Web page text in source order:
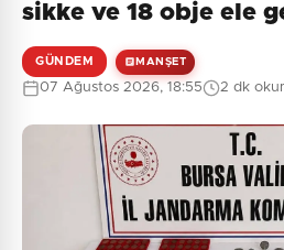
sikke ve 18 obje ele
GÜNDEM MANŞET
07 Ağustos 2026, 18:55 2 dk